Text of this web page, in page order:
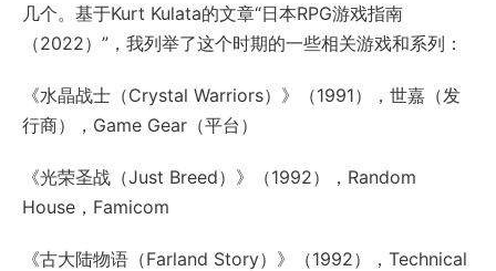
几个。基于Kurt Kulata的文章“日本RPG游戏指南
（2022）”，我列举了这个时期的一些相关游戏和系列：
《水晶战士（Crystal Warriors）》（1991），世嘉（发
行商），Game Gear（平台）
《光荣圣战（Just Breed）》（1992），Random
House，Famicom
《古大陆物语（Farland Story）》（1992），Technical